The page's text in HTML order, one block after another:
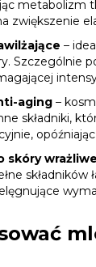
metabolizm
zwiększenie
–
Szczególnie
aging –
składniki,
skóry
składników